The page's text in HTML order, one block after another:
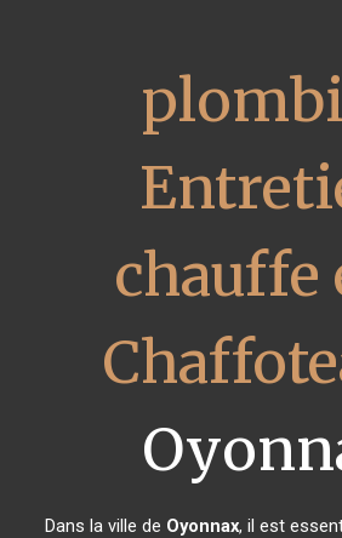
chauffe
Dans la ville de Oyonnax, il est